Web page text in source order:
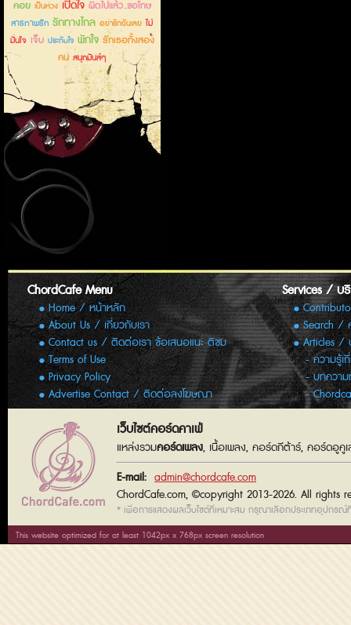
คอย เป็นห่วง เปิดใจ ผิดไปแล้ว..ขอโทษ
สารภาพรัก รักทางไกล อย่ารักฉันเลย ไม่
มั่นใจ เจ็บ ประทับใจ พักใจ รักเธอทั้งสอง
คน สนุกมันส์ๆ
ChordCafe Menu
Home / หน้าหลัก
About Us / เกี่ยวกับเรา
Contact us / ติดต่อเรา ข้อเสนอแนะ ติชม
Terms of Use
Privacy Policy
Advertise Contact / ติดต่อลงโฆษณา
Services / บ
Search /
Articles /
ความรู้
บทความ
เว็บไซต์คอร์ดคาเฟ่
แหล่งรวมคอร์ดเพลง, เนื้อเพลง, คอร์ดกีต้าร์, คอร์ดอูคู
E-mail: admin@chordcafe.com
ChordCafe.com, ©copyright 2013-2026. All rights
* เพื่อการแสดงผลเว็บไซต์ที่เหมาะสม กรุณาเลือกประเภทอุปกรณ์
This website optimized for at least 1042px x 768px screen resolution